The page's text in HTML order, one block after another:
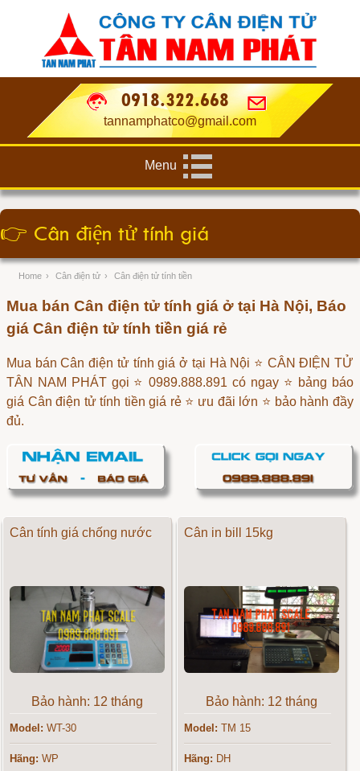
0918.322.668
tannamphatco@gmail.com
Menu
👉 Cân điện tử tính giá
Home › Cân điện tử › Cân điện tử tính tiền
Mua bán Cân điện tử tính giá ở tại Hà Nội, Báo
giá Cân điện tử tính tiền giá rẻ
Mua bán Cân điện tử tính giá ở tại Hà Nội ⭐ CÂN ĐIỆN TỬ
TÂN NAM PHÁT gọi ⭐ 0989.888.891 có ngay ⭐ bảng báo
giá Cân điện tử tính tiền giá rẻ ⭐ ưu đãi lớn ⭐ bảo hành đầy
đủ.
Cân tính giá chống nước
Bảo hành: 12 tháng
Model: WT-30
Hãng: WP
Cân in bill 15kg
Bảo hành: 12 tháng
Model: TM 15
Hãng: DH